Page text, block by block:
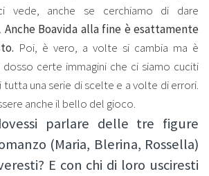
vede, anche se cerchiamo di dare
Anche Boavida alla fine è esattamente
Poi, è vero, a volte si cambia ma è
certe immagini che ci siamo cuciti
una serie di scelte e a volte di errori.
anche il bello del gioco.
parlare delle tre figure
(Maria, Blerina, Rossella)
E con chi di loro usciresti